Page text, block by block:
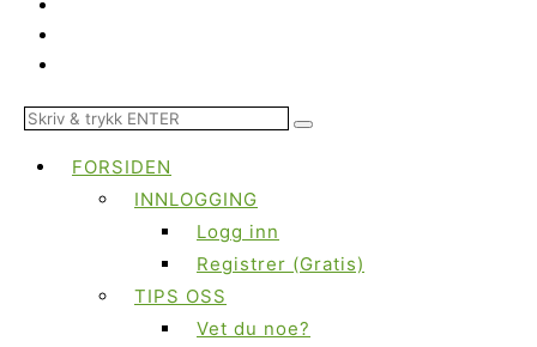
FORSIDEN
INNLOGGING
Logg inn
Registrer (Gratis)
TIPS OSS
Vet du noe?